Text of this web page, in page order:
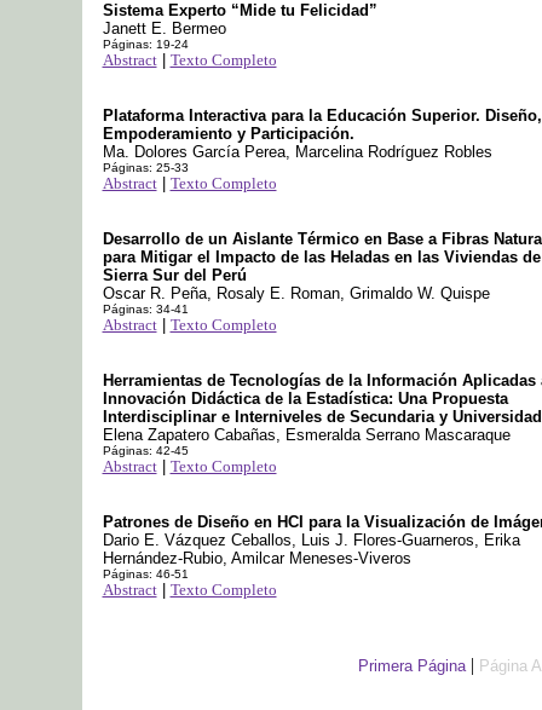
Sistema Experto “Mide tu Felicidad”
Janett E. Bermeo
Páginas: 19-24
Abstract| Texto Completo
Plataforma Interactiva para la Educación Superior. Diseño,
Empoderamiento y Participación.
Ma. Dolores García Perea, Marcelina Rodríguez Robles
Páginas: 25-33
Abstract| Texto Completo
Desarrollo de un Aislante Térmico en Base a Fibras
para Mitigar el Impacto de las Heladas en las Viviendas
Sierra Sur del Perú
Oscar R. Peña, Rosaly E. Roman, Grimaldo W. Quispe
Páginas: 34-41
Abstract| Texto Completo
Herramientas de Tecnologías de la Información Aplicadas
Innovación Didáctica de la Estadística: Una Propuesta
Interdisciplinar e Interniveles de Secundaria y Universidad
Elena Zapatero Cabañas, Esmeralda Serrano Mascaraque
Páginas: 42-45
Abstract| Texto Completo
Patrones de Diseño en HCI para la Visualización de
Dario E. Vázquez Ceballos, Luis J. Flores-Guarneros, Erika
Hernández-Rubio, Amilcar Meneses-Viveros
Páginas: 46-51
Abstract| Texto Completo
Primera Página | Página